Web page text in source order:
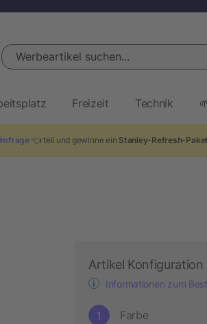
Werbeartikel suchen...
Freizeit Technik
👈 teil und gewinne ein Stanley-Refresh-
Artikel Konfiguration
Informationen zum
Farbe